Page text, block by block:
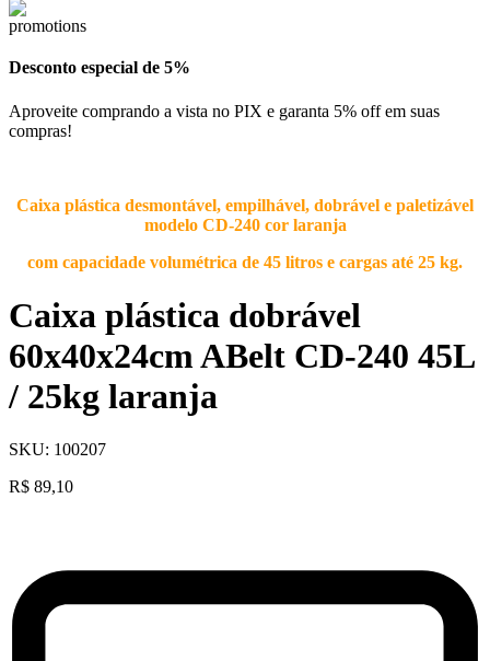
Desconto especial de 5%
Aproveite comprando a vista no PIX e garanta 5% off em suas
compras!
Caixa plástica desmontável, empilhável, dobrável e paletizável
modelo CD-240 cor laranja
com capacidade volumétrica de 45 litros e cargas até 25 kg.
Caixa plástica dobrável
60x40x24cm ABelt CD-240 45L
/ 25kg laranja
SKU: 100207
R$ 89,10